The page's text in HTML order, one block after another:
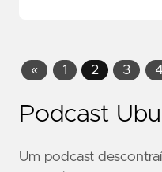
« 1 2 3
Podcast
Um podcast